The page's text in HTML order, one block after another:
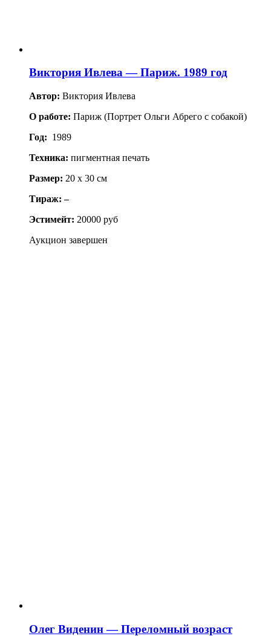
Виктория Ивлева — Париж. 1989 год
Автор: Виктория Ивлева
О работе: Париж (Портрет Ольги Абрего с собакой)
Год: 1989
Техника: пигментная печать
Размер: 20 x 30 см
Тираж: –
Эстимейт: 20000 руб
Аукцион завершен
Олег Виденин — Переломный возраст